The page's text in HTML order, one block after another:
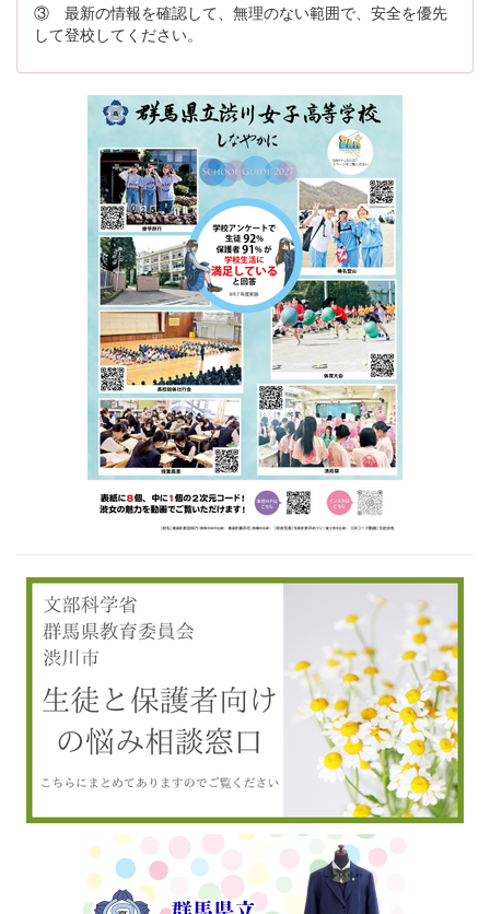
③ 最新の情報を確認して、無理のない範囲で、安全を優先
して登校してください。